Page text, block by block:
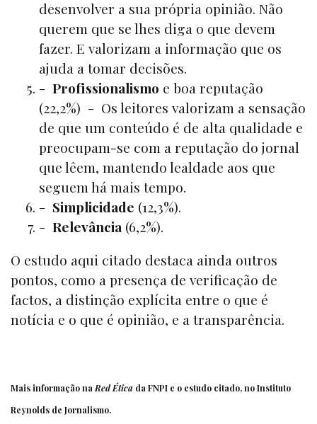
desenvolver a sua própria opinião. Não
querem que se lhes diga o que devem
fazer. E valorizam a informação que os
ajuda a tomar decisões.
- Profissionalismo e boa reputação
(22,2%) - Os leitores valorizam a sensação
de que um conteúdo é de alta qualidade e
preocupam-se com a reputação do jornal
que lêem, mantendo lealdade aos que
seguem há mais tempo.
- Simplicidade (12,3%).
- Relevância (6,2%).
O estudo aqui citado destaca ainda outros
pontos, como a presença de verificação de
factos, a distinção explícita entre o que é
notícia e o que é opinião, e a transparência.
Mais informação naRed Ética da FNPI e o estudo citado, noInstituto
Reynolds de Jornalismo.